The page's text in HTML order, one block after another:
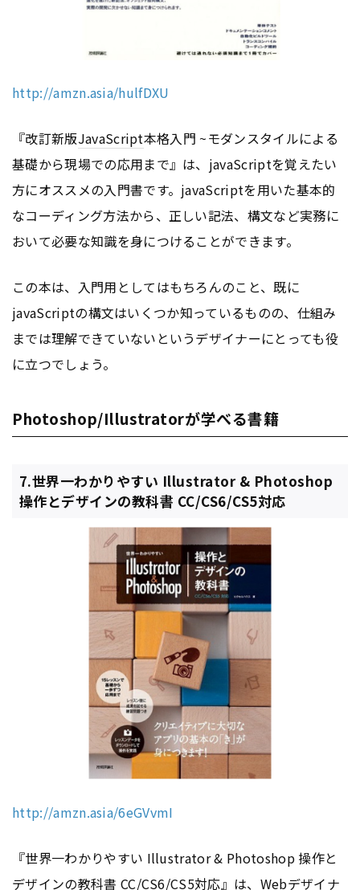
http://amzn.asia/hulfDXU
『改訂新版JavaScript本格入門 ~モダンスタイルによる
基礎から現場での応用まで』は、javaScriptを覚えたい
方にオススメの入門書です。javaScriptを用いた基本的
なコーディング方法から、正しい記法、構文など実務に
おいて必要な知識を身につけることができます。
この本は、入門用としてはもちろんのこと、既に
javaScriptの構文はいくつか知っているものの、仕組み
までは理解できていないというデザイナーにとっても役
に立つでしょう。
Photoshop/Illustratorが学べる書籍
7.世界一わかりやすい Illustrator & Photoshop
操作とデザインの教科書 CC/CS6/CS5対応
http://amzn.asia/6eGVvmI
『世界一わかりやすい Illustrator & Photoshop 操作と
デザインの教科書 CC/CS6/CS5対応』は、Webデザイナ